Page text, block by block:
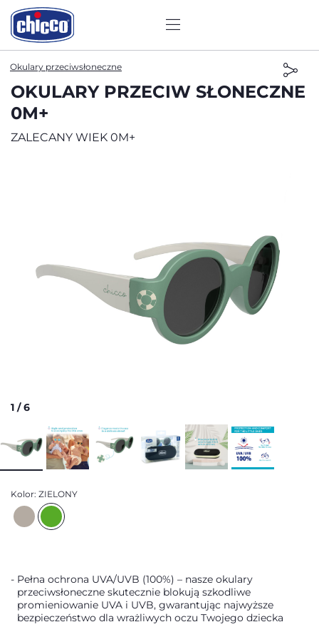
Okulary przeciwsłoneczne
OKULARY PRZECIW SŁONECZNE
0M+
ZALECANY WIEK 0M+
1 /6
Kolor: ZIELONY
Pełna ochrona UVA/UVB (100%) – nasze okulary
przeciwsłoneczne skutecznie blokują szkodliwe
promieniowanie UVA i UVB, gwarantując najwyższe
bezpieczeństwo dla wrażliwych oczu Twojego dziecka